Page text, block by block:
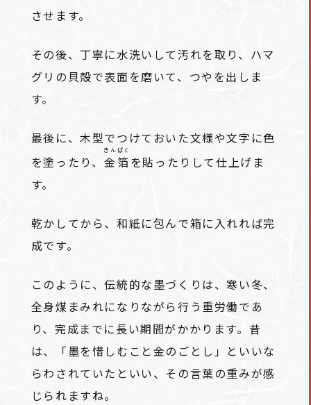
させます。
その後、丁寧に水洗いして汚れを取り、ハマ
グリの貝殻で表面を磨いて、つやを出しま
す。
最後に、木型でつけておいた文様や文字に色
を塗ったり、 金箔
きんぱく
を貼ったりして仕上げま
す。
乾かしてから、和紙に包んで箱に入れれば完
成です。
このように、伝統的な墨づくりは、寒い冬、
全身煤まみれになりながら行う重労働であ
り、完成までに長い期間がかかります。昔
は、「墨を惜しむこと金のごとし」といいな
らわされていたといい、その言葉の重みが感
じられますね。